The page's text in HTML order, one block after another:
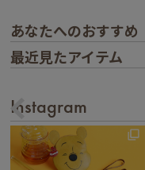
あなたへのおすすめ
最近見たアイテム
Instagram